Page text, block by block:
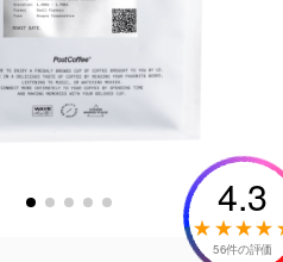
4.3
56件の評価